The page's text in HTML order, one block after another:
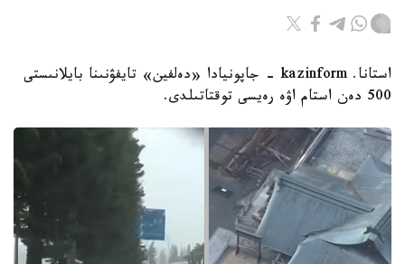
استانا. kazinform - جاپونيادا «دەلفين» تايفۋنىنا بايلانىستى
500 دەن استام اۋە رەيسى توقتاتىلدى.